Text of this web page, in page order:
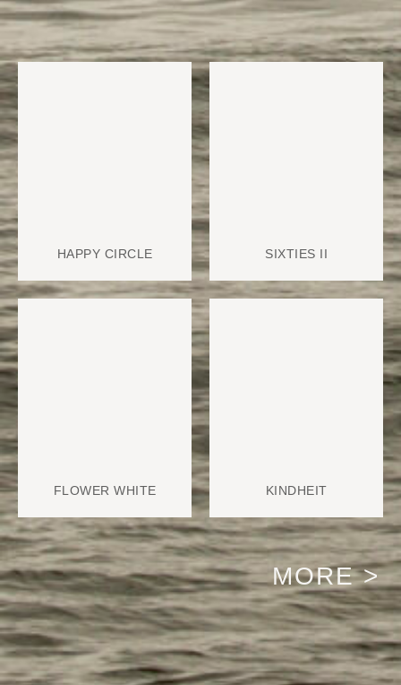
HAPPY CIRCLE SIXTIES II
FLOWER WHITE KINDHEIT
MORE >